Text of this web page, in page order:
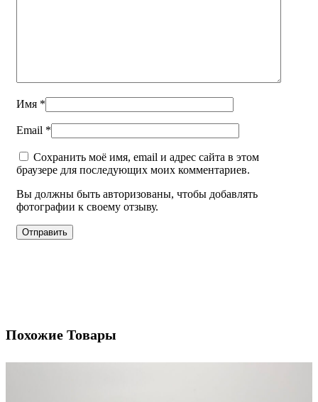
Имя *
Email *
Сохранить моё имя, email и адрес сайта в этом
браузере для последующих моих комментариев.
Вы должны быть авторизованы, чтобы добавлять
фотографии к своему отзыву.
Похожие Товары